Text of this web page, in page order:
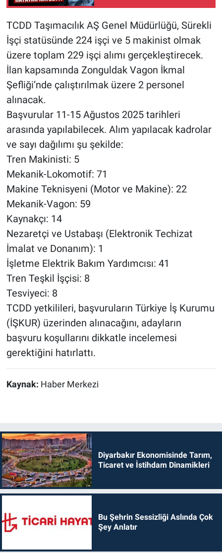
TCDD Taşımacılık AŞ Genel Müdürlüğü, Sürekli
İşçi statüsünde 224 işçi ve 5 makinist olmak
üzere toplam 229 işçi alımı gerçekleştirecek.
İlan kapsamında Zonguldak Vagon İkmal
Şefliği’nde çalıştırılmak üzere 2 personel
alınacak.
Başvurular 11-15 Ağustos 2025 tarihleri
arasında yapılabilecek. Alım yapılacak kadrolar
ve sayı dağılımı şu şekilde:
Tren Makinisti: 5
Mekanik-Lokomotif: 71
Makine Teknisyeni (Motor ve Makine): 22
Mekanik-Vagon: 59
Kaynakçı: 14
Nezaretçi ve Ustabaşı (Elektronik Techizat
İmalat ve Donanım): 1
İşletme Elektrik Bakım Yardımcısı: 41
Tren Teşkil İşçisi: 8
Tesviyeci: 8
TCDD yetkilileri, başvuruların Türkiye İş Kurumu
(İŞKUR) üzerinden alınacağını, adayların
başvuru koşullarını dikkatle incelemesi
gerektiğini hatırlattı.
Kaynak: Haber Merkezi
Diyarbakır Ekonomisinde Tarım,
Ticaret ve İstihdam Dinamikleri
Bu Şehrin Sessizliği Aslında Çok
Şey Anlatır